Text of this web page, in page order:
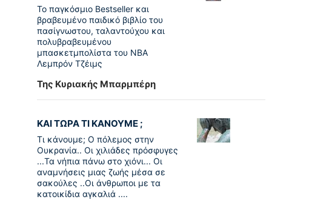
To παγκόσµιο Bestseller και
βραβευµένο παιδικό βιβλίο του
πασίγνωστου, ταλαντούχου και
πολυβραβευµένου
µπασκετµπολίστα του NBA
Λεµπρόν Τζέιμς
Της Κυριακής Μπαρμπέρη
ΚΑΙ ΤΩΡΑ ΤΙ ΚΑΝΟΥΜΕ ;
Τι κάνουμε; Ο πόλεμος στην
Ουκρανία.. Οι χιλιάδες πρόσφυγες
...Τα νήπια πάνω στο χιόνι... Οι
αναμνήσεις μιας ζωής μέσα σε
σακούλες ..Οι άνθρωποι με τα
κατοικίδια αγκαλιά ....